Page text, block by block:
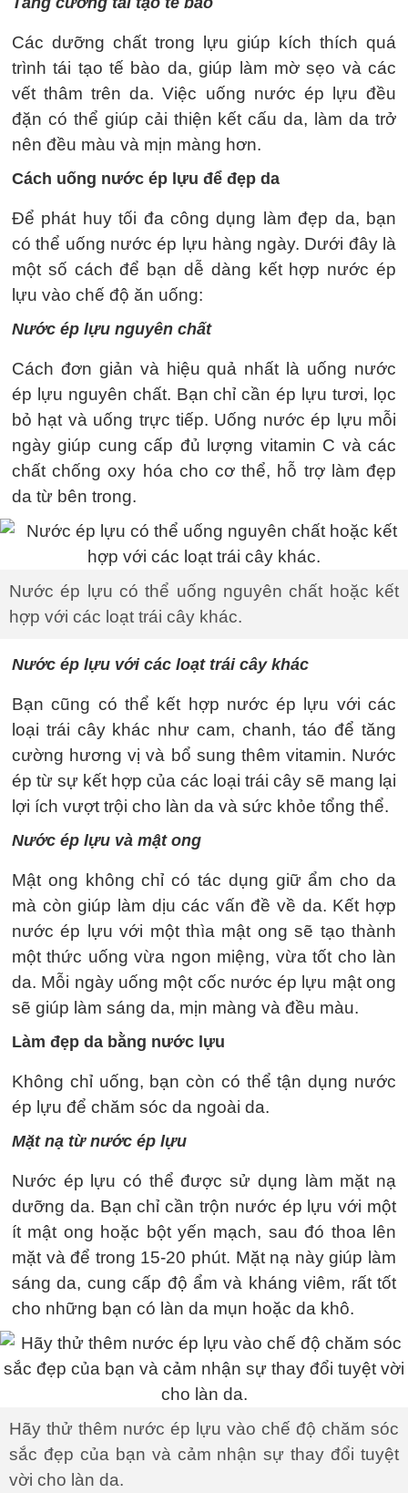
Các dưỡng chất trong lựu giúp kích thích quá
trình tái tạo tế bào da, giúp làm mờ sẹo và các
vết thâm trên da. Việc uống nước ép lựu đều
đặn có thể giúp cải thiện kết cấu da, làm da trở
nên đều màu và mịn màng hơn.
Cách uống nước ép lựu để đẹp da
Để phát huy tối đa công dụng làm đẹp da, bạn
có thể uống nước ép lựu hàng ngày. Dưới đây là
một số cách để bạn dễ dàng kết hợp nước ép
lựu vào chế độ ăn uống:
Nước ép lựu nguyên chất
Cách đơn giản và hiệu quả nhất là uống nước
ép lựu nguyên chất. Bạn chỉ cần ép lựu tươi, lọc
bỏ hạt và uống trực tiếp. Uống nước ép lựu mỗi
ngày giúp cung cấp đủ lượng vitamin C và các
chất chống oxy hóa cho cơ thể, hỗ trợ làm đẹp
da từ bên trong.
Nước ép lựu có thể uống nguyên chất hoặc kết
hợp với các loạt trái cây khác.
Nước ép lựu với các loạt trái cây khác
Bạn cũng có thể kết hợp nước ép lựu với các
loại trái cây khác như cam, chanh, táo để tăng
cường hương vị và bổ sung thêm vitamin. Nước
ép từ sự kết hợp của các loại trái cây sẽ mang lại
lợi ích vượt trội cho làn da và sức khỏe tổng thể.
Nước ép lựu và mật ong
Mật ong không chỉ có tác dụng giữ ẩm cho da
mà còn giúp làm dịu các vấn đề về da. Kết hợp
nước ép lựu với một thìa mật ong sẽ tạo thành
một thức uống vừa ngon miệng, vừa tốt cho làn
da. Mỗi ngày uống một cốc nước ép lựu mật ong
sẽ giúp làm sáng da, mịn màng và đều màu.
Làm đẹp da bằng nước lựu
Không chỉ uống, bạn còn có thể tận dụng nước
ép lựu để chăm sóc da ngoài da.
Mặt nạ từ nước ép lựu
Nước ép lựu có thể được sử dụng làm mặt nạ
dưỡng da. Bạn chỉ cần trộn nước ép lựu với một
ít mật ong hoặc bột yến mạch, sau đó thoa lên
mặt và để trong 15-20 phút. Mặt nạ này giúp làm
sáng da, cung cấp độ ẩm và kháng viêm, rất tốt
cho những bạn có làn da mụn hoặc da khô.
Hãy thử thêm nước ép lựu vào chế độ chăm sóc
sắc đẹp của bạn và cảm nhận sự thay đổi tuyệt
vời cho làn da.